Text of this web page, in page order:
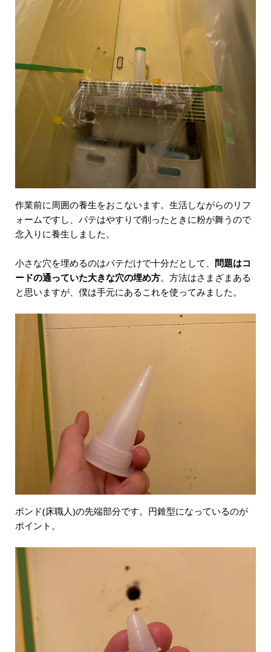
作業前に周囲の養生をおこないます。生活しながらのリフ
ォームですし、パテはやすりで削ったときに粉が舞うので
念入りに養生しました。
小さな穴を埋めるのはパテだけで十分だとして、 問題はコ
ードの通っていた大きな穴の埋め方。方法はさまざまある
と思いますが、僕は手元にあるこれを使ってみました。
ボンド(床職人)の先端部分です。円錐型になっているのが
ポイント。